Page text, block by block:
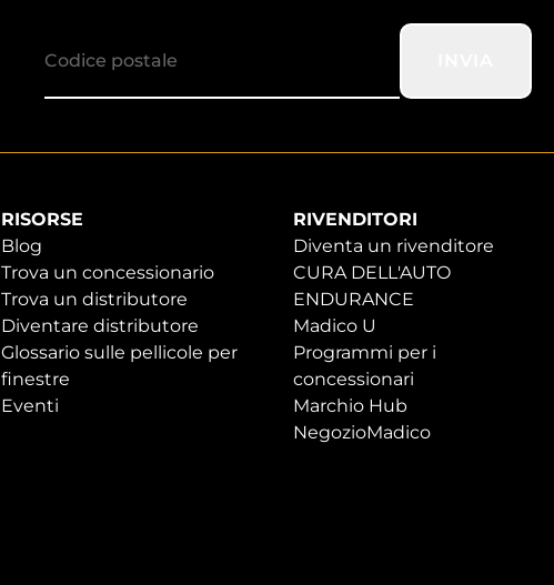
RISORSE
Blog
Trova un concessionario
Trova un distributore
Diventare distributore
Glossario sulle pellicole per
finestre
Eventi
RIVENDITORI
Diventa un rivenditore
CURA DELL'AUTO
ENDURANCE
Madico U
Programmi per i
concessionari
Marchio Hub
NegozioMadico